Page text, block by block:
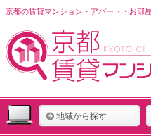
京都の賃貸マンション・アパート・お部
地域から探す